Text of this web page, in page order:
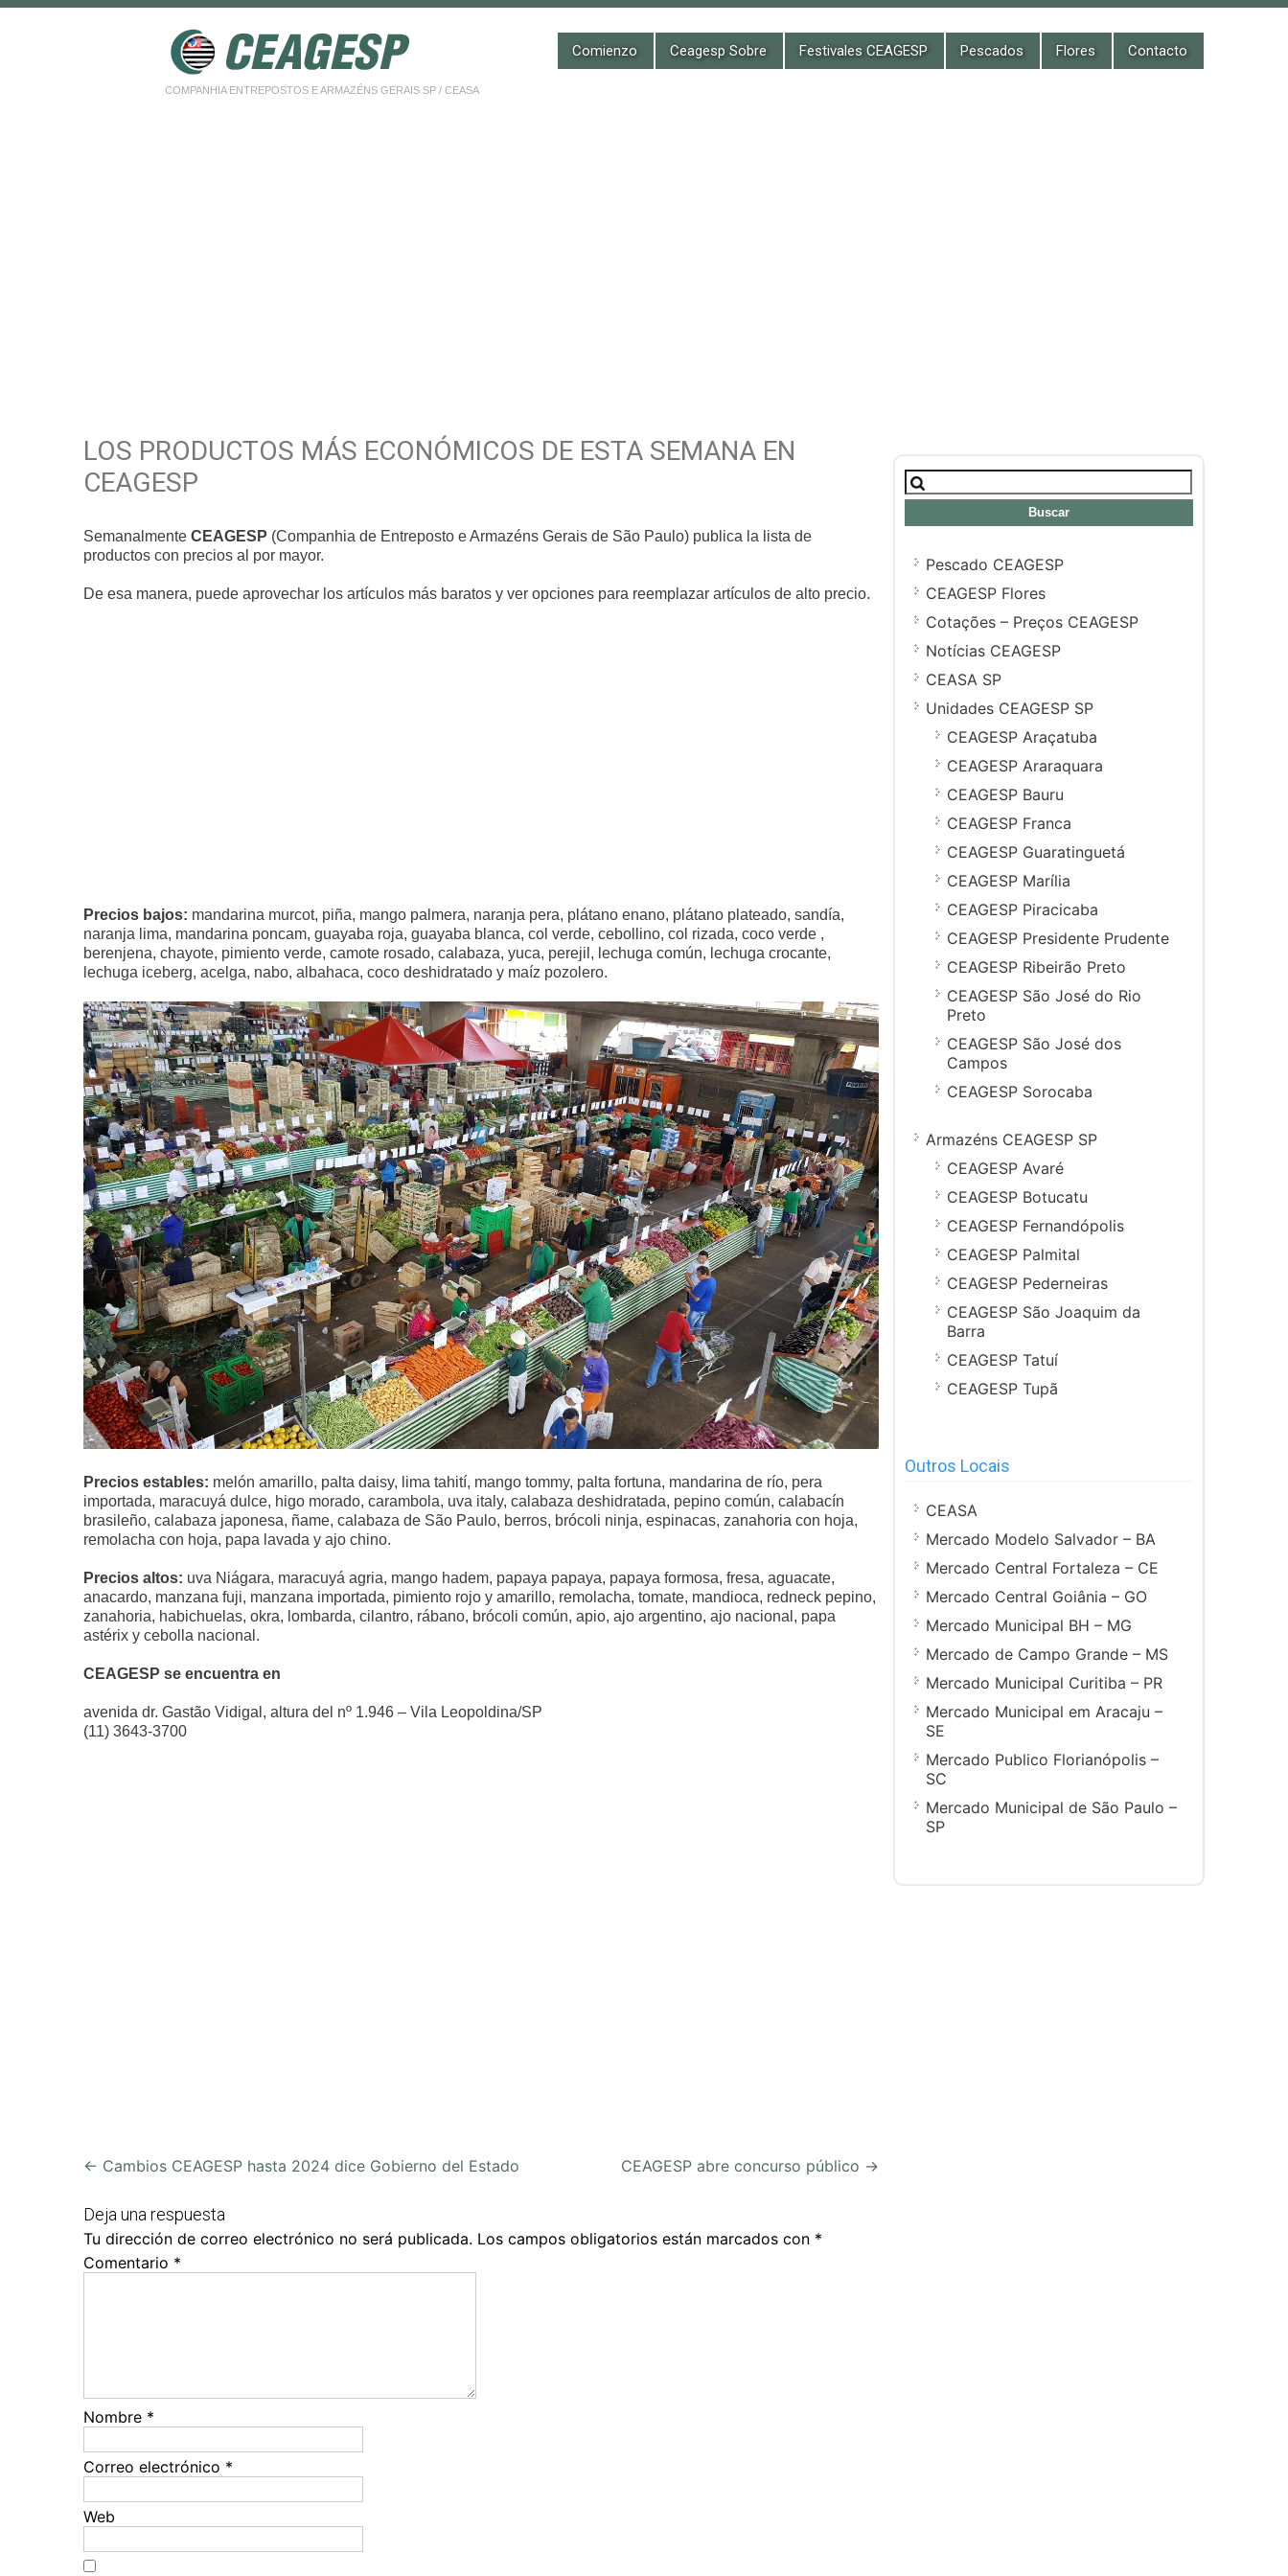
COMPANHIA ENTREPOSTOS E ARMAZÉNS GERAIS SP / CEASA
Comienzo Ceagesp Sobre Festivales CEAGESP Pescados Flores Contacto
LOS PRODUCTOS MÁS ECONÓMICOS DE ESTA SEMANA EN
CEAGESP
Semanalmente CEAGESP (Companhia de Entreposto e Armazéns Gerais de São Paulo) publica la lista de
productos con precios al por mayor.
De esa manera, puede aprovechar los artículos más baratos y ver opciones para reemplazar artículos de alto precio.
Precios bajos: mandarina murcot, piña, mango palmera, naranja pera, plátano enano, plátano plateado, sandía,
naranja lima, mandarina poncam, guayaba roja, guayaba blanca, col verde, cebollino, col rizada, coco verde ,
berenjena, chayote, pimiento verde, camote rosado, calabaza, yuca, perejil, lechuga común, lechuga crocante,
lechuga iceberg, acelga, nabo, albahaca, coco deshidratado y maíz pozolero.
Precios estables: melón amarillo, palta daisy, lima tahití, mango tommy, palta fortuna, mandarina de río, pera
importada, maracuyá dulce, higo morado, carambola, uva italy, calabaza deshidratada, pepino común, calabacín
brasileño, calabaza japonesa, ñame, calabaza de São Paulo, berros, brócoli ninja, espinacas, zanahoria con hoja,
remolacha con hoja, papa lavada y ajo chino.
Precios altos: uva Niágara, maracuyá agria, mango hadem, papaya papaya, papaya formosa, fresa, aguacate,
anacardo, manzana fuji, manzana importada, pimiento rojo y amarillo, remolacha, tomate, mandioca, redneck pepino,
zanahoria, habichuelas, okra, lombarda, cilantro, rábano, brócoli común, apio, ajo argentino, ajo nacional, papa
astérix y cebolla nacional.
CEAGESP se encuentra en
avenida dr. Gastão Vidigal, altura del nº 1.946 – Vila Leopoldina/SP
(11) 3643-3700
Post
← Cambios CEAGESP hasta 2024 dice Gobierno del Estado CEAGESP abre concurso público →
Deja una respuesta
Tu dirección de correo electrónico no será publicada. Los campos obligatorios están marcados con *
Comentario *
Nombre *
Correo electrónico *
Web
Buscar:
Pescado CEAGESP
CEAGESP Flores
Cotações – Preços CEAGESP
Notícias CEAGESP
CEASA SP
Unidades CEAGESP SP
CEAGESP Araçatuba
CEAGESP Araraquara
CEAGESP Bauru
CEAGESP Franca
CEAGESP Guaratinguetá
CEAGESP Marília
CEAGESP Piracicaba
CEAGESP Presidente Prudente
CEAGESP Ribeirão Preto
CEAGESP São José do Rio
Preto
CEAGESP São José dos
Campos
CEAGESP Sorocaba
Armazéns CEAGESP SP
CEAGESP Avaré
CEAGESP Botucatu
CEAGESP Fernandópolis
CEAGESP Palmital
CEAGESP Pederneiras
CEAGESP São Joaquim da
Barra
CEAGESP Tatuí
CEAGESP Tupã
Outros Locais
CEASA
Mercado Modelo Salvador – BA
Mercado Central Fortaleza – CE
Mercado Central Goiânia – GO
Mercado Municipal BH – MG
Mercado de Campo Grande – MS
Mercado Municipal Curitiba – PR
Mercado Municipal em Aracaju –
SE
Mercado Publico Florianópolis –
SC
Mercado Municipal de São Paulo –
SP